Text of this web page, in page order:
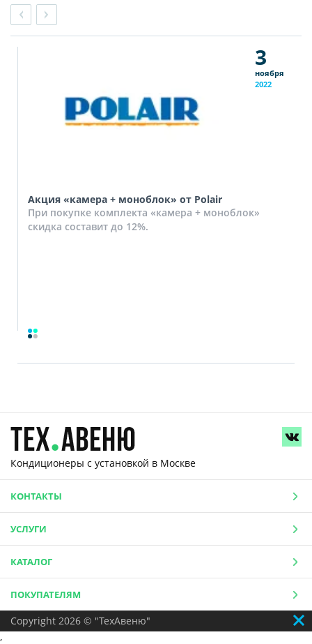
3
ноября
2022
Акция «камера + моноблок» от Polair
При покупке комплекта «камера + моноблок»
скидка составит до 12%.
Кондиционеры с установкой в Москве
КОНТАКТЫ
УСЛУГИ
КАТАЛОГ
ПОКУПАТЕЛЯМ
Copyright 2026 © "ТехАвеню"
,